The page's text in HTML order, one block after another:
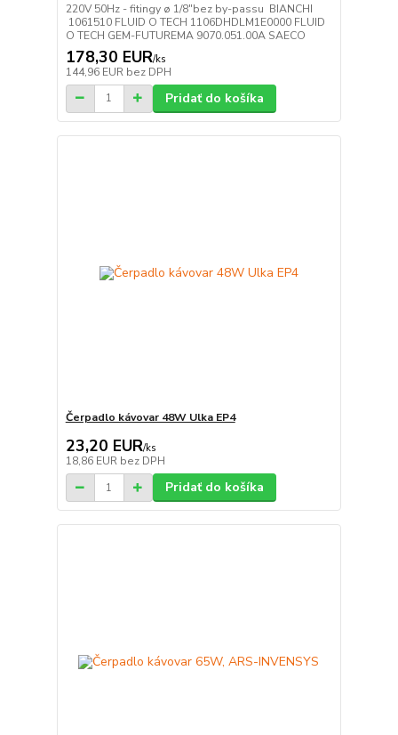
220V 50Hz - fitingy ø 1/8"bez by-passu BIANCHI
1061510 FLUID O TECH 1106DHDLM1E0000 FLUID
O TECH GEM-FUTUREMA 9070.051.00A SAECO
178,30 EUR/ks
144,96 EUR bez DPH
Pridať do košíka
Čerpadlo kávovar 48W Ulka EP4
23,20 EUR/ks
18,86 EUR bez DPH
Pridať do košíka